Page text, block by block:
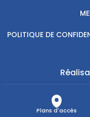
Plans d'accès
POLITIQUE DE